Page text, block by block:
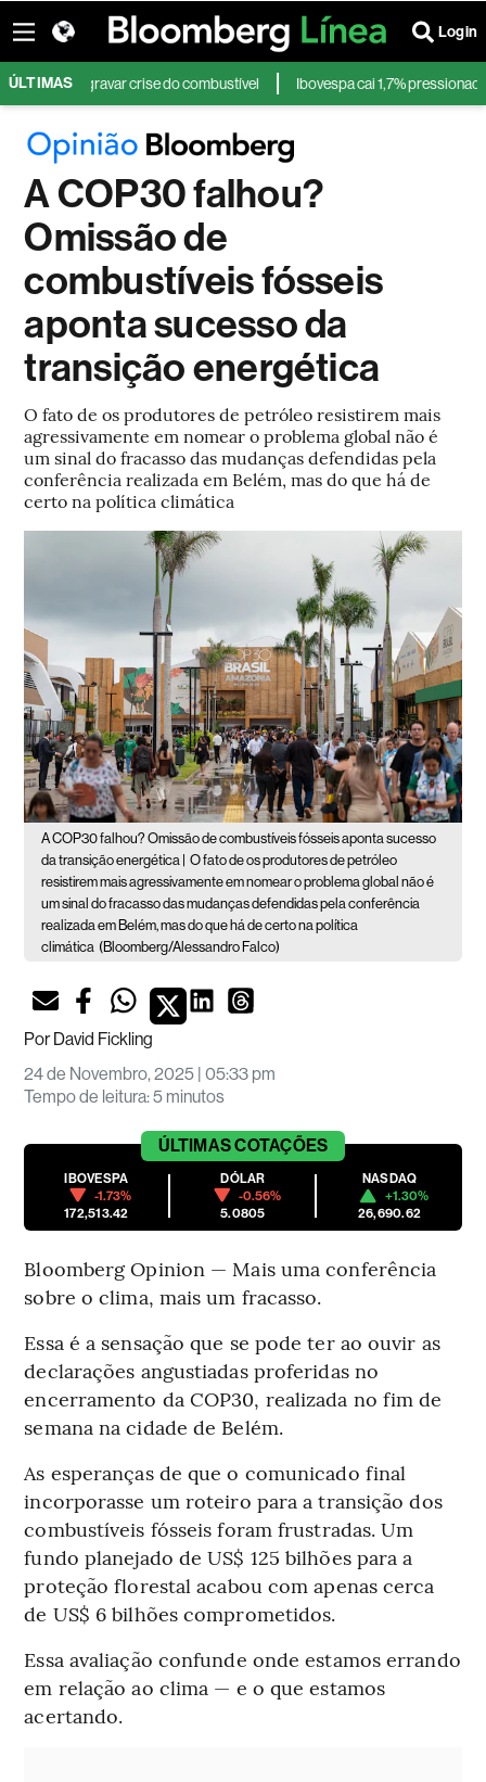
Login
ÚLTIMAS
agravar crise do combustível Ibovespa cai 1,7% pressionado por
A COP30 falhou?
Omissão de
combustíveis fósseis
aponta sucesso da
transição energética
O fato de os produtores de petróleo resistirem mais
agressivamente em nomear o problema global não é
um sinal do fracasso das mudanças defendidas pela
conferência realizada em Belém, mas do que há de
certo na política climática
A COP30 falhou? Omissão de combustíveis fósseis aponta sucesso
da transição energética |
O fato de os produtores de petróleo
resistirem mais agressivamente em nomear o problema global não é
um sinal do fracasso das mudanças defendidas pela conferência
realizada em Belém, mas do que há de certo na política
climática (Bloomberg/Alessandro Falco)
PorDavid Fickling
24 de Novembro, 2025 | 05:33 pm
Tempo de leitura:5 minutos
ÚLTIMASCOTAÇÕES
IBOVESPA
-1.73%
172,513.42
DÓLAR
-0.56%
5.0805
NASDAQ
+1.30%
26,690.62
Bloomberg Opinion — Mais uma conferência
sobre o clima, mais um fracasso.
Essa é a sensação que se pode ter ao ouvir as
declarações angustiadas proferidas no
encerramento da COP30, realizada no fim de
semana na cidade de Belém.
As esperanças de que o comunicado final
incorporasse um roteiro para a transição dos
combustíveis fósseis foram frustradas. Um
fundo planejado de US$ 125 bilhões para a
proteção florestal acabou com apenas cerca
de US$ 6 bilhões comprometidos.
Essa avaliação confunde onde estamos errando
em relação ao clima — e o que estamos
acertando.